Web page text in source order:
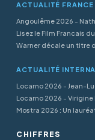
ACTUALITÉ FRANCE
Angoulême 2026 -
Lisez le Film Francais
Warner décale un titre
ACTUALITÉ
Locarno 2026 - Jean-
Locarno 2026 - Virigine
Mostra 2026 : Un
CHIFFRES